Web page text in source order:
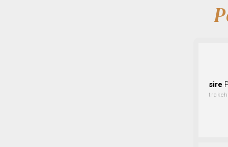
sire